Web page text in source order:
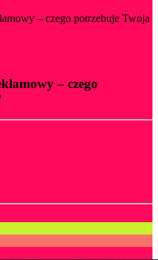
– czego potrzebuje Twoja
– czego